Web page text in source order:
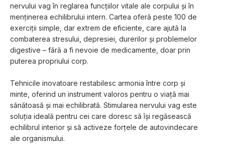
nervului vag în reglarea funcțiilor vitale ale corpului și în
menținerea echilibrului intern. Cartea oferă peste 100 de
exerciții simple, dar extrem de eficiente, care ajută la
combaterea stresului, depresiei, durerilor și problemelor
digestive – fără a fi nevoie de medicamente, doar prin
puterea propriului corp.
Tehnicile inovatoare restabilesc armonia între corp și
minte, oferind un instrument valoros pentru o viață mai
sănătoasă și mai echilibrată. Stimularea nervului vag este
soluția ideală pentru cei care doresc să își regăsească
echilibrul interior și să activeze forțele de autovindecare
ale organismului.